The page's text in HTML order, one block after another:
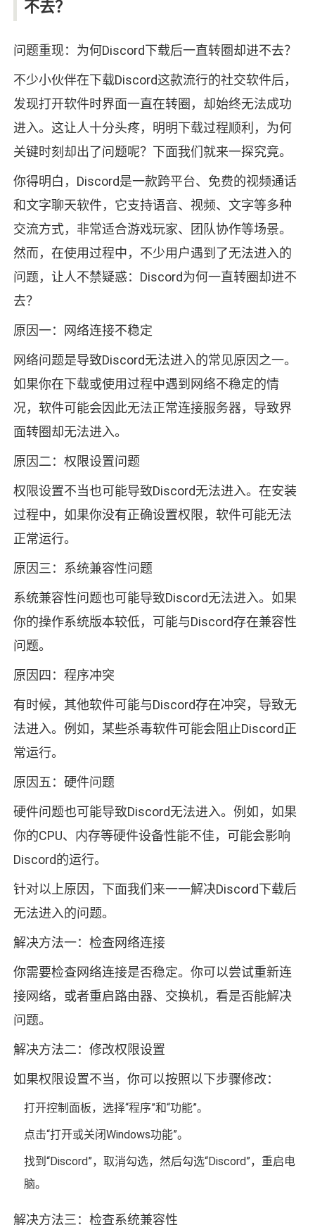
不去？
问题重现：为何Discord下载后一直转圈却进不去？
不少小伙伴在下载Discord这款流行的社交软件后，
发现打开软件时界面一直在转圈，却始终无法成功
进入。这让人十分头疼，明明下载过程顺利，为何
关键时刻却出了问题呢？下面我们就来一探究竟。
你得明白，Discord是一款跨平台、免费的视频通话
和文字聊天软件，它支持语音、视频、文字等多种
交流方式，非常适合游戏玩家、团队协作等场景。
然而，在使用过程中，不少用户遇到了无法进入的
问题，让人不禁疑惑：Discord为何一直转圈却进不
去？
原因一：网络连接不稳定
网络问题是导致Discord无法进入的常见原因之一。
如果你在下载或使用过程中遇到网络不稳定的情
况，软件可能会因此无法正常连接服务器，导致界
面转圈却无法进入。
原因二：权限设置问题
权限设置不当也可能导致Discord无法进入。在安装
过程中，如果你没有正确设置权限，软件可能无法
正常运行。
原因三：系统兼容性问题
系统兼容性问题也可能导致Discord无法进入。如果
你的操作系统版本较低，可能与Discord存在兼容性
问题。
原因四：程序冲突
有时候，其他软件可能与Discord存在冲突，导致无
法进入。例如，某些杀毒软件可能会阻止Discord正
常运行。
原因五：硬件问题
硬件问题也可能导致Discord无法进入。例如，如果
你的CPU、内存等硬件设备性能不佳，可能会影响
Discord的运行。
针对以上原因，下面我们来一一解决Discord下载后
无法进入的问题。
解决方法一：检查网络连接
你需要检查网络连接是否稳定。你可以尝试重新连
接网络，或者重启路由器、交换机，看是否能解决
问题。
解决方法二：修改权限设置
如果权限设置不当，你可以按照以下步骤修改：
打开控制面板，选择“程序”和“功能”。
点击“打开或关闭Windows功能”。
找到“Discord”，取消勾选，然后勾选“Discord”，重启电
脑。
解决方法三：检查系统兼容性